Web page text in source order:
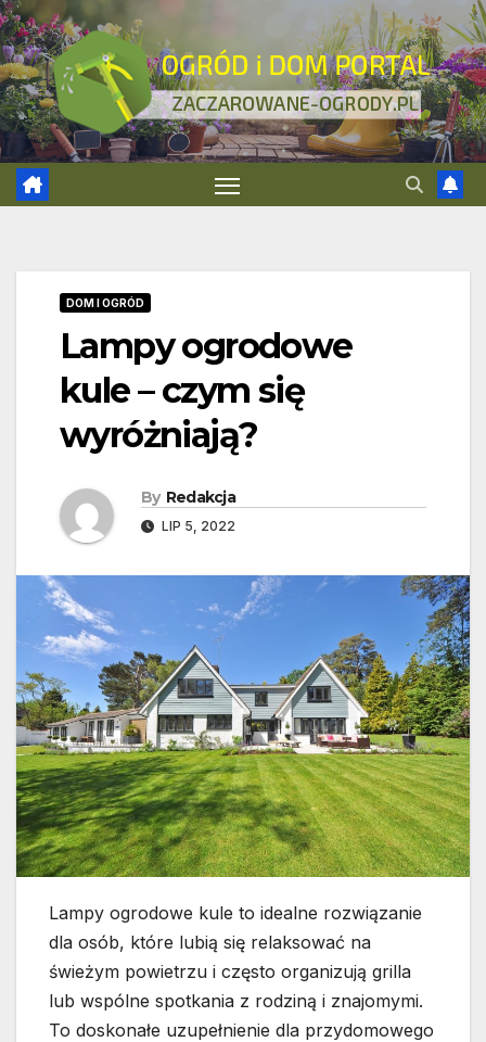
Skip
to
content
DOM I OGRÓD
Lampy ogrodowe
kule – czym się
wyróżniają?
By Redakcja
LIP 5, 2022
Lampy ogrodowe kule to idealne rozwiązanie
dla osób, które lubią się relaksować na
świeżym powietrzu i często organizują grilla
lub wspólne spotkania z rodziną i znajomymi.
To doskonałe uzupełnienie dla przydomowego